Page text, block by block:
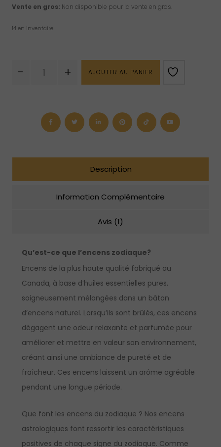
Vente en gros: Non disponible pour la vente en gros.
14 en inventaire
-
de
+ AJOUTER AU PANIER
Description
Information Complémentaire
Avis (1)
Qu’est-ce que l’encens zodiaque?
Encens de la plus haute qualité fabriqué au
Canada, à base d’huiles essentielles pures,
soigneusement mélangées dans un bâton
d’encens naturel. Lorsqu’ils sont brûlés, ces encens
dégagent une odeur relaxante et parfumée pour
améliorer et mettre en valeur son environnement,
créant ainsi une ambiance de pureté et de
fraîcheur. Ces encens laissent un arôme agréable
pendant une longue période.
Que font les encens du zodiaque ? Nos encens
astrologiques font ressortir les caractéristiques
positives de chaque signe du zodiaque. Comme